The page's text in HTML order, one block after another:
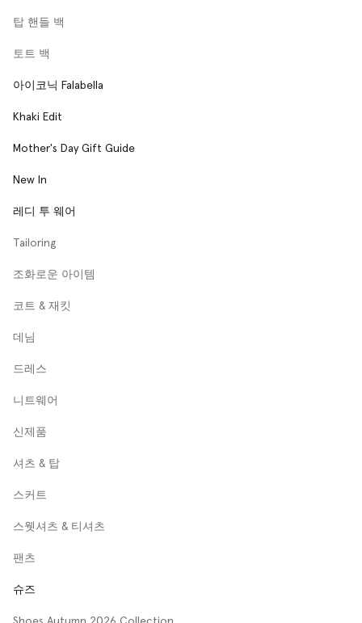
탑 핸들 백
토트 백
아이코닉 Falabella
Khaki Edit
Mother's Day Gift Guide
New In
레디 투 웨어
Tailoring
조화로운 아이템
코트 & 재킷
데님
드레스
니트웨어
신제품
셔츠 & 탑
스커트
스웻셔츠 & 티셔츠
팬츠
슈즈